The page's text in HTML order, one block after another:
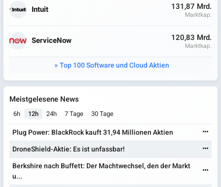
Intuit 131,87 Mrd.
Marktkap.
ServiceNow 120,83 Mrd.
Marktkap.
Top 100 Software und Cloud Aktien
Meistgelesene News
6h 12h 24h 7 Tage 30 Tage
Plug Power: BlackRock kauft 31,94 Millionen Aktien
DroneShield-Aktie: Es ist unfassbar!
Berkshire nach Buffett: Der Machtwechsel, den der Markt
u...